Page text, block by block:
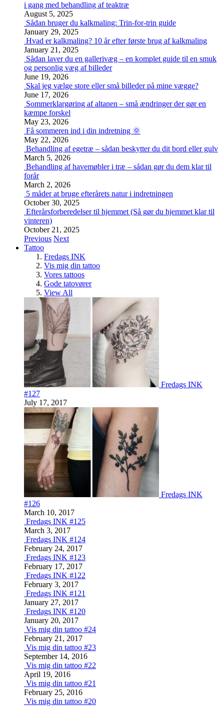
i gang med behandling af teaktræ
August 5, 2025
Sådan bruger du kalkmaling: Trin-for-trin guide
January 29, 2025
Hvad er kalkmaling? 10 år efter første brug af kalkmaling
January 21, 2025
Sådan laver du en gallerivæg – en komplet guide til en smuk
og personlig væg af billeder
June 19, 2026
Skal jeg vælge store eller små billeder på mine vægge?
June 17, 2026
Sommerklargøring af altanen – små ændringer der gør en
kæmpe forskel
May 23, 2026
Få sommeren ind i din indretning 🌞
May 22, 2026
Behandling af egetræ – sådan beskytter du dit bord eller gulv
March 5, 2026
Behandling af havemøbler i træ – sådan gør du dem klar til
forår
March 2, 2026
5 måder at bruge efterårets natur i indretningen
October 30, 2025
Efterårsforberedelser til hjemmet (Så gør du hjemmet klar til
vinteren)
October 21, 2025
Previous Next
Tattoo
Fredags INK
Vis mig din tattoo
Vores tattoos
Gode tatovører
View All
Fredags INK
#127
July 17, 2017
Fredags INK
#126
March 10, 2017
Fredags INK #125
March 3, 2017
Fredags INK #124
February 24, 2017
Fredags INK #123
February 17, 2017
Fredags INK #122
February 3, 2017
Fredags INK #121
January 27, 2017
Fredags INK #120
January 20, 2017
Vis mig din tattoo #24
February 21, 2017
Vis mig din tattoo #23
September 14, 2016
Vis mig din tattoo #22
April 19, 2016
Vis mig din tattoo #21
February 25, 2016
Vis mig din tattoo #20